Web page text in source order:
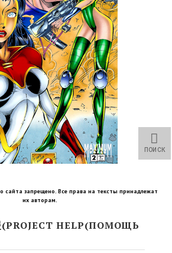
Edition
Fan Edition
Fan Edition
Force Remaster Fan Edition
Fan Edition
1 Remaster Fan Edition
Tales Remaster Fan Edition
Remaster Fan Edition
сайта запрещено. Все права на тексты принадлежат
их авторам.
(PROJECT HELP(ПОМОЩЬ
ПОИСК